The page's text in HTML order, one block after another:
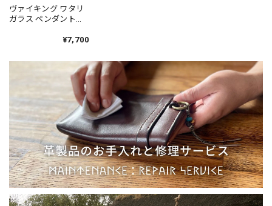
2023/07/12
ヴァイキング ワタリ
ガラス ペンダント
ェーン変更可 Viking
Pendant［Brass］／
フギン ムニン 北欧 ア
クセサリー Huginn
Muninn Jewelry
¥7,700